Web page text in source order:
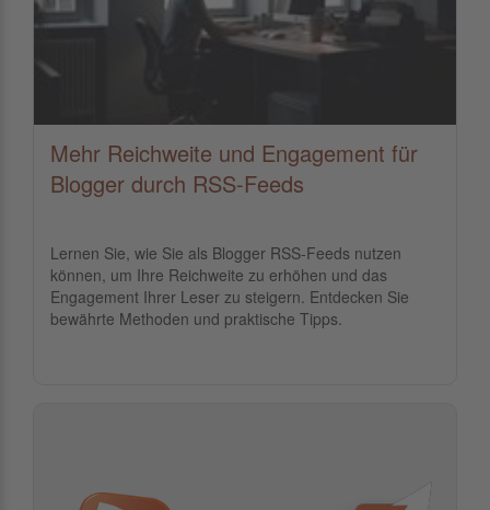
Mehr Reichweite und Engagement für
Blogger durch RSS-Feeds
Lernen Sie, wie Sie als Blogger RSS-Feeds nutzen
können, um Ihre Reichweite zu erhöhen und das
Engagement Ihrer Leser zu steigern. Entdecken Sie
bewährte Methoden und praktische Tipps.